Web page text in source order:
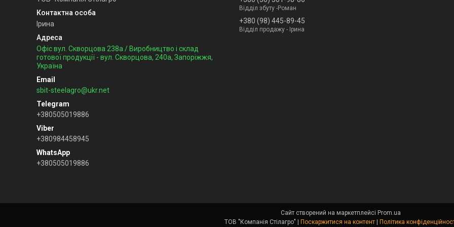
Ірина
Офіс вул. Скворцова 238а / Виробництво і склад
готової продукції - вул. Скворцова, 240а, Запоріжжя,
Україна
sbit-steelagro@ukr.net
+380505019886
+380984458945
+380505019886
Відділ збуту -Роман
+380 (98) 445-89-45
Відділ продажу - Ірина
Сайт створений на маркетплейсі Prom.ua
Поскаржитися на контент Політика